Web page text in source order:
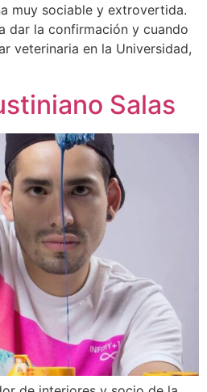
muy sociable y extrovertida.
dar la confirmación y cuando
veterinaria en la Universidad,
Salas